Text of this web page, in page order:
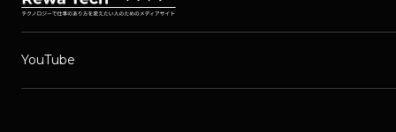
YouTube